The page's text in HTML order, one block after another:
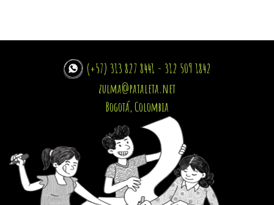
(+57) 313 827 8441 - 312 509 1842
zulma@pataleta.net
Bogotá, Colombia